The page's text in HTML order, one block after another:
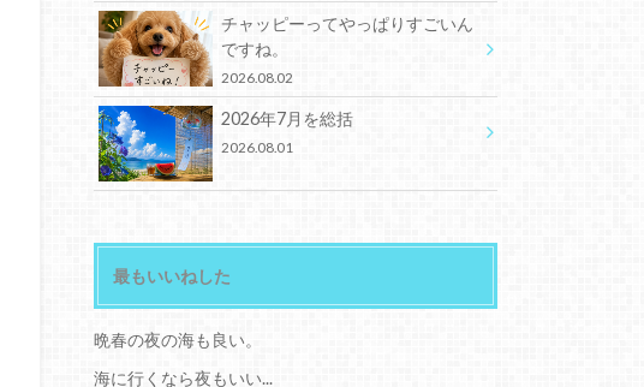
チャッピーってやっぱりすごいん
ですね。
2026.08.02
2026年7月を総括
2026.08.01
最もいいねした
晩春の夜の海も良い。
海に行くなら夜もいい...